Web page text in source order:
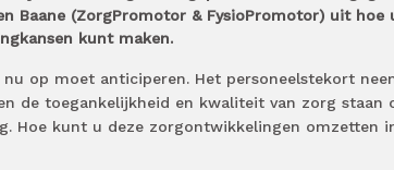
Baane (ZorgPromotor & FysioPromotor) uit hoe
kunt maken.
op moet anticiperen. Het personeelstekort
de toegankelijkheid en kwaliteit van zorg staan
Hoe kunt u deze zorgontwikkelingen omzetten